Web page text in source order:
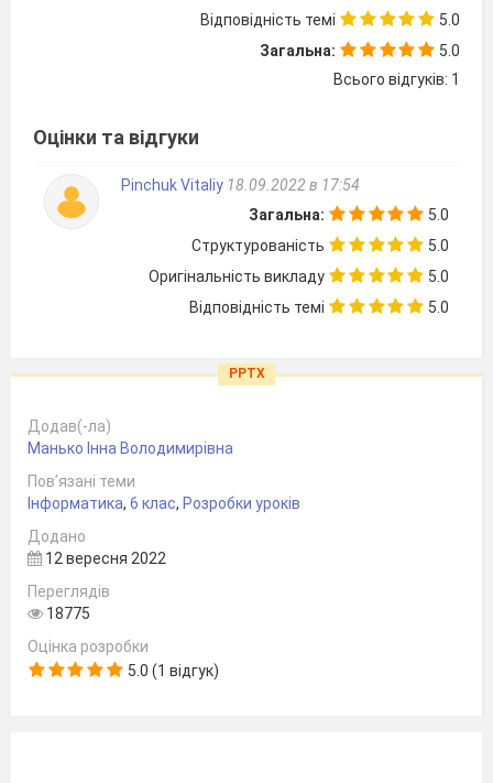
Відповідність темі
5.0
Загальна:
5.0
Всього відгуків: 1
Оцінки та відгуки
Pinchuk Vitaliy 18.09.2022 в 17:54
Загальна:
5.0
Структурованість
5.0
Оригінальність викладу
5.0
Відповідність темі
5.0
PPTX
Додав(-ла)
Манько Інна Володимирівна
Пов’язані теми
Інформатика, 6 клас, Розробки уроків
Додано
12 вересня 2022
Переглядів
18775
Оцінка розробки
5.0 (1 відгук)